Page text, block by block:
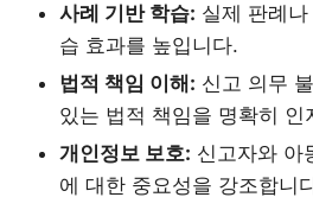
사례 기반 학습: 실제 판례
습 효과를 높입니다.
법적 책임 이해: 신고 의무
있는 법적 책임을 명확히 인
개인정보 보호: 신고자와 아
에 대한 중요성을 강조합니